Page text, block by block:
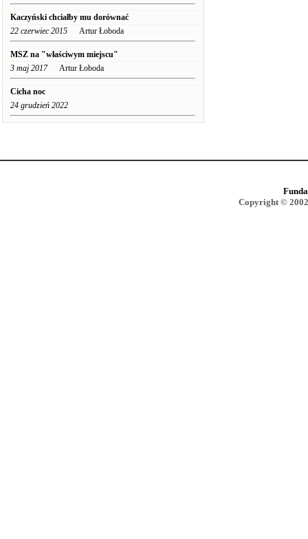
Kaczyński chciałby mu dorównać
22 czerwiec 2015 Artur Łoboda
MSZ na "właściwym miejscu"
3 maj 2017Artur Łoboda
Cicha noc
24 grudzień 2022
Copyright ©